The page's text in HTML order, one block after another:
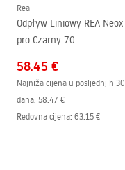
Jamstvo
Premaz Easy Clean
Rea
Odpływ Liniowy REA Neox
pro Czarny 70
58.45 €
Najniža cijena u posljednjih 30
dana: 58.47 €
Redovna cijena: 63.15 €